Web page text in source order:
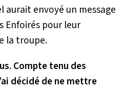
aurait envoyé un message
Enfoirés pour leur
la troupe.
Compte tenu des
décidé de ne mettre